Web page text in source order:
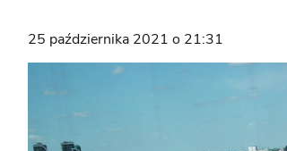
25 października 2021 o 21:31